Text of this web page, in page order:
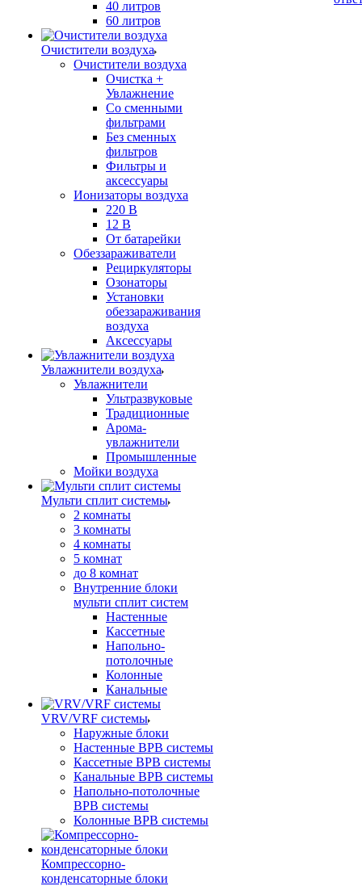
40 литров
60 литров
Очистители воздуха
Очистители воздуха
Очистка +
Увлажнение
Cо сменными
фильтрами
Без сменных
фильтров
Фильтры и
аксессуары
Ионизаторы воздуха
220 В
12 В
От батарейки
Обеззараживатели
Рециркуляторы
Озонаторы
Установки
обеззараживания
воздуха
Аксессуары
Увлажнители воздуха
Увлажнители
Ультразвуковые
Традиционные
Арома-
увлажнители
Промышленные
Мойки воздуха
Мульти сплит системы
2 комнаты
3 комнаты
4 комнаты
5 комнат
до 8 комнат
Внутренние блоки
мульти сплит систем
Настенные
Кассетные
Напольно-
потолочные
Колонные
Канальные
VRV/VRF системы
Наружные блоки
Настенные ВРВ системы
Кассетные ВРВ системы
Канальные ВРВ системы
Напольно-потолочные
ВРВ системы
Колонные ВРВ системы
Компрессорно-
конденсаторные блоки